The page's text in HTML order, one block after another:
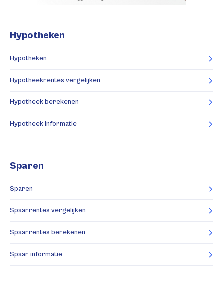
Hypotheken
Hypotheken
Hypotheekrentes vergelijken
Hypotheek berekenen
Hypotheek informatie
Sparen
Sparen
Spaarrentes vergelijken
Spaarrentes berekenen
Spaar informatie